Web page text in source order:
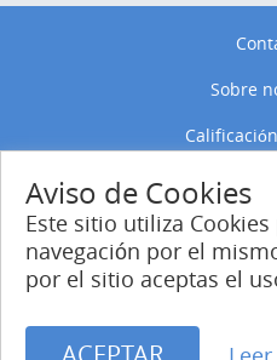
Sobre
Política de
Política
Aviso de Cookies
Este sitio utiliza
navegación por el
por el sitio aceptas el